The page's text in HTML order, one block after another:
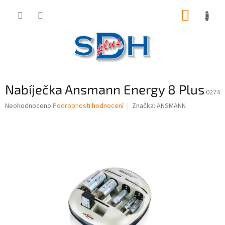
Nabíječka Ansmann Energy 8 Plus 0274
Průměrné
Neohodnoceno Podrobnosti hodnocení Značka: ANSMANN